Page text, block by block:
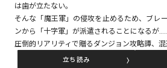
閉じる
は歯が立たない。
そんな「魔王軍」の侵攻を止めるため、ブレ
ンから「十字軍」が派遣されることになるが
圧倒的リアリティで贈るダンジョン攻略譚、混
立ち読み